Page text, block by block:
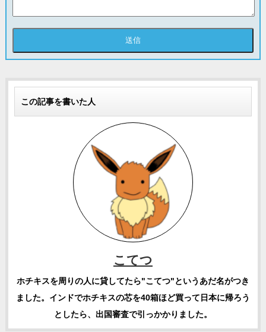
この記事を書いた人
こてつ
ホチキスを周りの人に貸してたら"こてつ"というあだ名がつき
ました。インドでホチキスの芯を40箱ほど買って日本に帰ろう
としたら、出国審査で引っかかりました。